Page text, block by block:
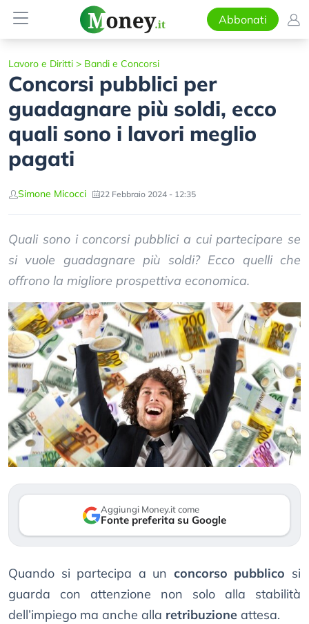
Abbonati
Lavoro e Diritti > Bandi e Concorsi
Concorsi pubblici per
guadagnare più soldi, ecco
quali sono i lavori meglio
pagati
Simone Micocci 22 Febbraio 2024 - 12:35
Quali sono i concorsi pubblici a cui partecipare se
si vuole guadagnare più soldi? Ecco quelli che
offrono la migliore prospettiva economica.
Aggiungi Money.it come
Fonte preferita su Google
Quando si partecipa a un concorso pubblico si
guarda con attenzione non solo alla stabilità
dell’impiego ma anche alla retribuzione attesa.